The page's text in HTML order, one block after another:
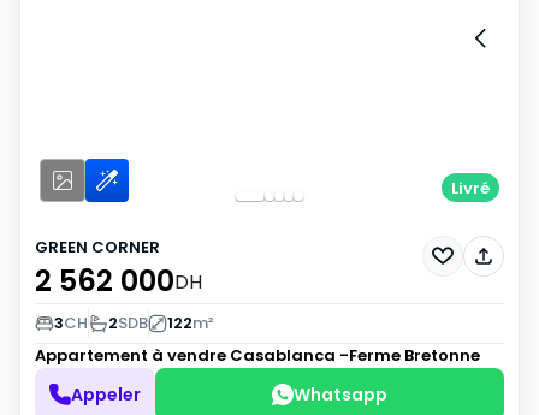
Livré
GREEN CORNER
2 562 000DH
3CH 2SDB 122m²
Appartement à vendre Casablanca -Ferme Bretonne
Appeler Whatsapp